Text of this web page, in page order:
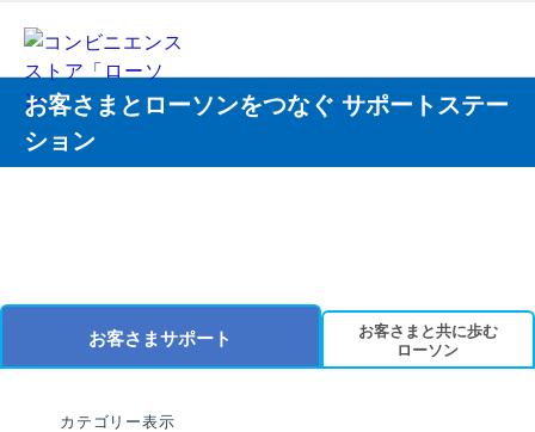
お客さまとローソンをつなぐ サポートステー
ション
お客さまサポート
お客さまと共に歩む
ローソン
カテゴリー表示